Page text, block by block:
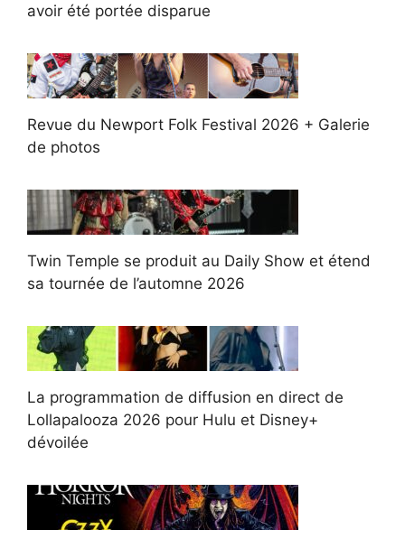
avoir été portée disparue
Revue du Newport Folk Festival 2026 + Galerie
de photos
Twin Temple se produit au Daily Show et étend
sa tournée de l’automne 2026
La programmation de diffusion en direct de
Lollapalooza 2026 pour Hulu et Disney+
dévoilée